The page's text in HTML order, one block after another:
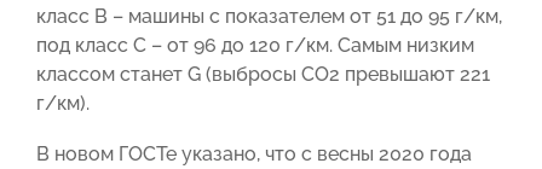
класс В – машины с показателем от 51 до 95 г/км,
под класс С – от 96 до 120 г/км. Самым низким
классом станет G (выбросы CO2 превышают 221
г/км).
В новом ГОСТе указано, что с весны 2020 года